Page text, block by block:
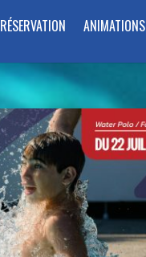
RÉSERVATION ANIMATIONS